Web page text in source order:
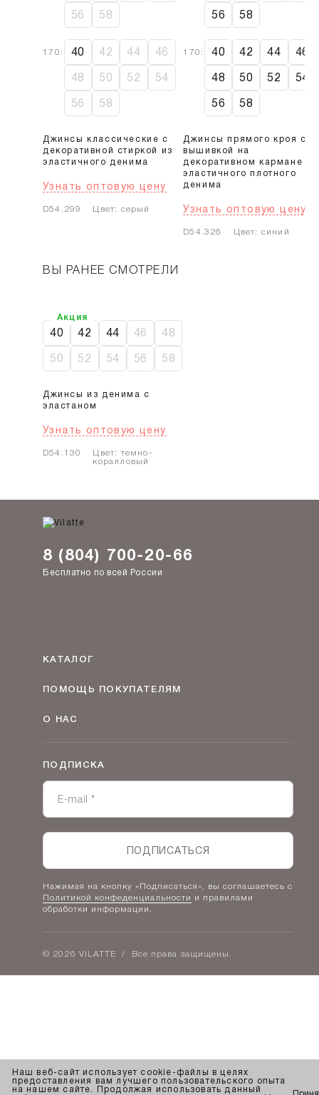
56 58
170: 40 42 44 46
48 50 52 54
56 58
Джинсы классические с
декоративной стиркой из
эластичного денима
Узнать оптовую цену
D54.299 Цвет: серый
56 58
170: 40 42 44 46
48 50 52 54
56 58
Джинсы прямого кроя с
вышивкой на
декоративном кармане из
эластичного плотного
денима
Узнать оптовую цену
D54.326 Цвет: синий
ВЫ РАНЕЕ СМОТРЕЛИ
40 42 44 46 48
50 52 54 56 58
Джинсы из денима с
эластаном
Узнать оптовую цену
D54.130
Цвет: темно-
коралловый
Акция
8 (804) 700-20-66
Бесплатно по всей России
КАТАЛОГ
Детская одежда оптом
ПОМОЩЬ ПОКУПАТЕЛЯМ
Условия сотрудничества
Таблицы размеров
О НАС
Политика конфиденциальности
Наши дилеры
Наш розничный интернет-магазин
ПОДПИСКА
ПОДПИСАТЬСЯ
Нажимая на кнопку «Подписаться», вы соглашаетесь с
Политикой конфеденциальности и правилами
обработки информации.
© 2026 VILATTE / Все права защищены.
Наш веб-сайт использует cookie-файлы в целях
предоставления вам лучшего пользовательского опыта
на нашем сайте. Продолжая использовать данный